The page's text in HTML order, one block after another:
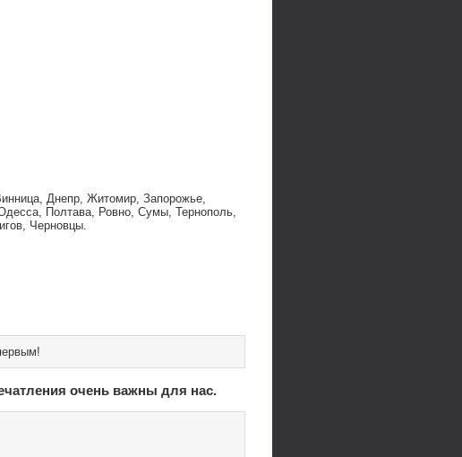
Днепр, Житомир, Запорожье,
Полтава, Ровно, Сумы, Тернополь,
Черновцы.
очень важны для нас.